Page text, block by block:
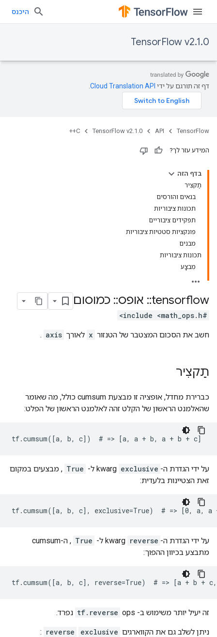
היכנס
TensorFlow v2.1.0
דף זה תורגם על ידי Cloud Translation API
TensorFlow
API
TensorFlow v2.1.0
C++
המידע עזר לך?
בדף הזה
תַקצִיר
בנאים והורסים
תכונות ציבוריות
תפקידים ציבוריים
פונקציות סטטיות ציבוריות
מבנים
תכונות ציבוריות
מִבצָע
tensorflow
:: אופס:: כמוסום
#include <math_ops.h>
חשב את הסכום המצטבר של הטנזור x לאורך axis
.
תַקצִיר
כברירת מחדל, אופציה זו מבצעת cumsum כולל, מה שאומר
שהאלמנט הראשון של הקלט זהה לאלמנט הראשון של הפלט:
tf.cumsum([a, b, c])  # => [a, a + b, a + b + c]
על ידי הגדרת ה-kwarg exclusive ל- True , מבצעים במקום
זאת הצטיינות בלעדית:
tf.cumsum([a, b, c], exclusive=True)  # => [0, a, a
על ידי הגדרת ה-kwarg reverse ל- True
, ה-cumsum
מתבצע בכיוון ההפוך:
tf.cumsum([a, b, c], reverse=True)  # => [a + b +
זה יעיל יותר משימוש ב- tf.reverse ops נפרד.
ניתן לשלב גם את הקווארגים reverse exclusive
: